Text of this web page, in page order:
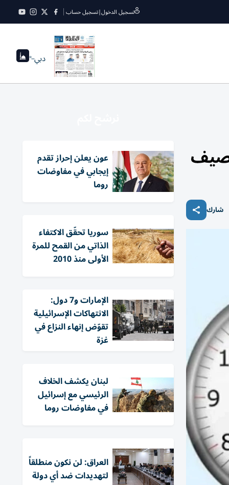
تسجيل الدخول|تسجيل حساب
دبي--°
شارك
عون يعلن إحراز تقدم
إيجابي في مفاوضات
روما
سوريا تحقّق الاكتفاء
الذاتي من القمح للمرة
الأولى منذ 2010
الإمارات و7 دول:
الانتهاكات الإسرائيلية
تقوّض إنهاء النزاع في
غزة
لبنان يكشف الخلاف
الرئيسي مع إسرائيل
في مفاوضات روما
العراق: لن نكون منطلقاً
لتهديدات ضد أي دولة